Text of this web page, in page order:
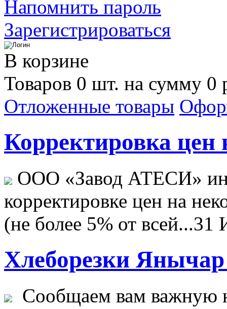
Напомнить пароль
Зарегистрироваться
В корзине
Товаров 0 шт. на сумму 0
Отложенные товары
Корректировка цен
ООО «Завод АТЕСИ»
корректировке цен на
(не более 5% от всей...31
Хлеборезки Янычар
Сообщаем вам важную